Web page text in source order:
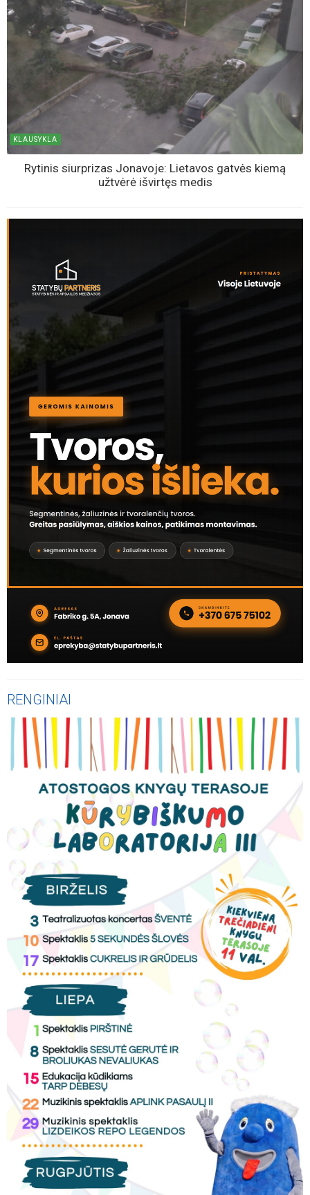
KLAUSYKLA
Rytinis siurprizas Jonavoje: Lietavos gatvės kiemą
užtvėrė išvirtęs medis
RENGINIAI